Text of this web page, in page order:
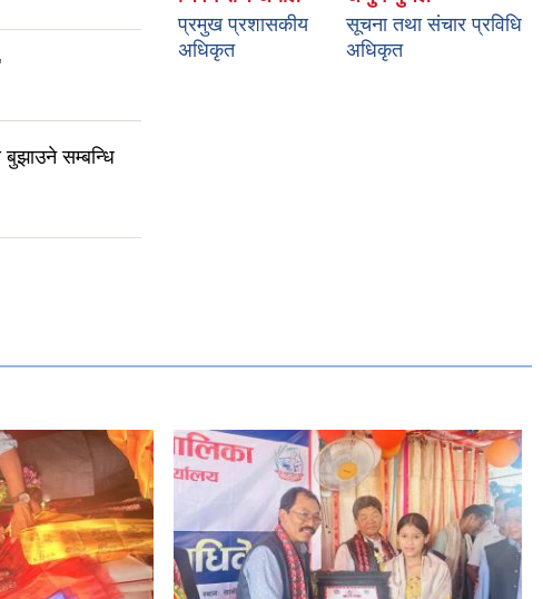
सम्बन्धि
प्रमुख प्रशासकीय
अधिकृत
सूचना तथा संचार प्रविधि
अधिकृत